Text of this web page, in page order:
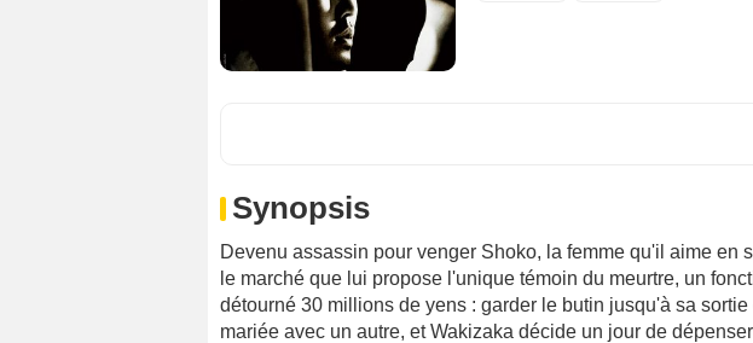
Synopsis
Devenu assassin pour venger Shoko, la femme qu'il aime en
le marché que lui propose l'unique témoin du meurtre, un
détourné 30 millions de yens : garder le butin jusqu'à sa
mariée avec un autre, et Wakizaka décide un jour de